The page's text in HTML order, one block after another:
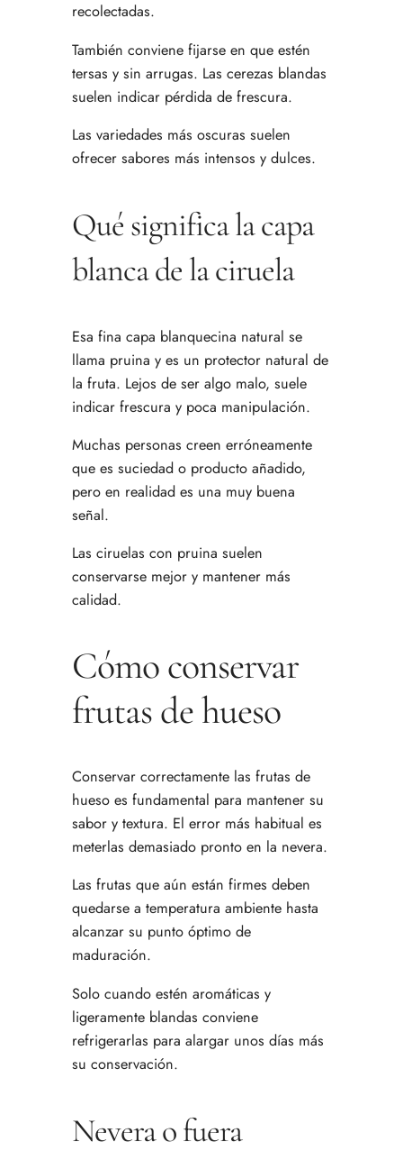
recolectadas.
También conviene fijarse en que estén
tersas y sin arrugas. Las cerezas blandas
suelen indicar pérdida de frescura.
Las variedades más oscuras suelen
ofrecer sabores más intensos y dulces.
Qué significa la capa
blanca de la ciruela
Esa fina capa blanquecina natural se
llama pruina y es un protector natural de
la fruta. Lejos de ser algo malo, suele
indicar frescura y poca manipulación.
Muchas personas creen erróneamente
que es suciedad o producto añadido,
pero en realidad es una muy buena
señal.
Las ciruelas con pruina suelen
conservarse mejor y mantener más
calidad.
Cómo conservar
frutas de hueso
Conservar correctamente las frutas de
hueso es fundamental para mantener su
sabor y textura. El error más habitual es
meterlas demasiado pronto en la nevera.
Las frutas que aún están firmes deben
quedarse a temperatura ambiente hasta
alcanzar su punto óptimo de
maduración.
Solo cuando estén aromáticas y
ligeramente blandas conviene
refrigerarlas para alargar unos días más
su conservación.
Nevera o fuera